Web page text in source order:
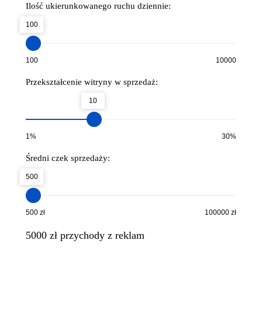
Ilość ukierunkowanego ruchu dziennie:
100
100 10000
Przekształcenie witryny w sprzedaż:
10
1% 30%
Średni czek sprzedaży:
500
500 zł 100000 zł
5000 zł przychody z reklam